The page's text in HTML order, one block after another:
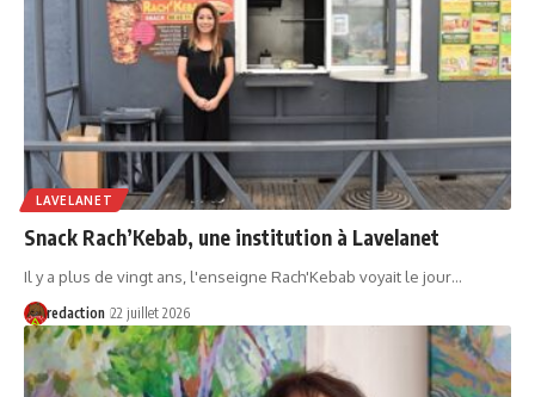
LAVELANET
Snack Rach’Kebab, une institution à Lavelanet
Il y a plus de vingt ans, l'enseigne Rach'Kebab voyait le jour…
redaction 22 juillet 2026